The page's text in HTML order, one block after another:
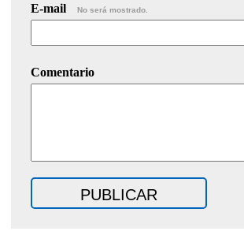
E-mail No será mostrado.
Comentario